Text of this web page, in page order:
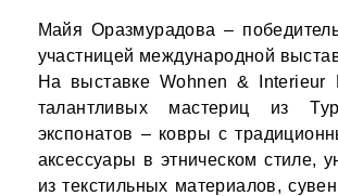
Майя Оразмурадова –
участницей международной
На выставке Wohnen & Interieur
талантливых мастериц из
экспонатов – ковры с
аксессуары в этническом стиле,
из текстильных материалов,